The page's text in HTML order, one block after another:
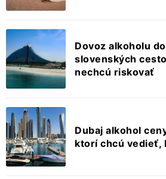
Dovoz alkoholu
slovenských
nechcú riskovať
Dubaj alkohol
ktorí chcú vedieť,